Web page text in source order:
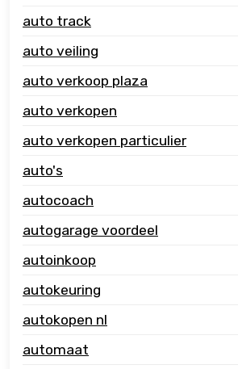
auto track
auto veiling
auto verkoop plaza
auto verkopen
auto verkopen particulier
auto's
autocoach
autogarage voordeel
autoinkoop
autokeuring
autokopen nl
automaat